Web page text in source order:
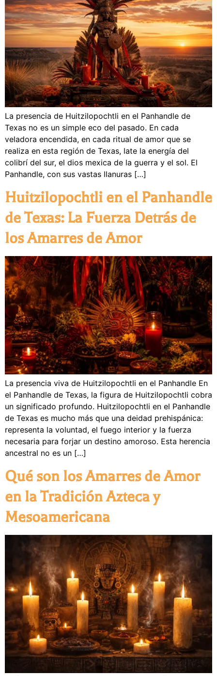
La presencia de Huitzilopochtli en el Panhandle de
Texas no es un simple eco del pasado. En cada
veladora encendida, en cada ritual de amor que se
realiza en esta región de Texas, late la energía del
colibrí del sur, el dios mexica de la guerra y el sol. El
Panhandle, con sus vastas llanuras […]
Huitzilopochtli en el Panhandle
de Texas: La Fuerza Detrás de
los Amarres de Amor
La presencia viva de Huitzilopochtli en el Panhandle En
el Panhandle de Texas, la figura de Huitzilopochtli cobra
un significado profundo. Huitzilopochtli en el Panhandle
de Texas es mucho más que una deidad prehispánica:
representa la voluntad, el fuego interior y la fuerza
necesaria para forjar un destino amoroso. Esta herencia
ancestral no es un […]
Qué son los Amarres de Amor
en la Tradición Azteca y
Mesoamericana